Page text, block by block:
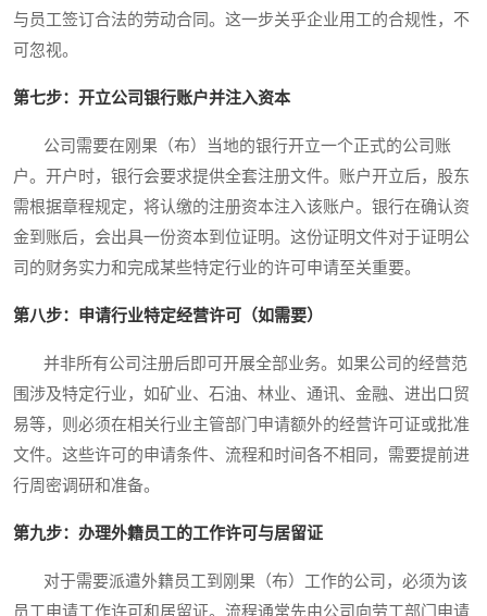
与员工签订合法的劳动合同。这一步关乎企业用工的合规性，不
可忽视。
第七步：开立公司银行账户并注入资本
公司需要在刚果（布）当地的银行开立一个正式的公司账
户。开户时，银行会要求提供全套注册文件。账户开立后，股东
需根据章程规定，将认缴的注册资本注入该账户。银行在确认资
金到账后，会出具一份资本到位证明。这份证明文件对于证明公
司的财务实力和完成某些特定行业的许可申请至关重要。
第八步：申请行业特定经营许可（如需要）
并非所有公司注册后即可开展全部业务。如果公司的经营范
围涉及特定行业，如矿业、石油、林业、通讯、金融、进出口贸
易等，则必须在相关行业主管部门申请额外的经营许可证或批准
文件。这些许可的申请条件、流程和时间各不相同，需要提前进
行周密调研和准备。
第九步：办理外籍员工的工作许可与居留证
对于需要派遣外籍员工到刚果（布）工作的公司，必须为该
员工申请工作许可和居留证。流程通常先由公司向劳工部门申请